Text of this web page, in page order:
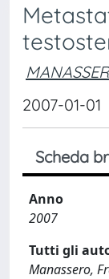
2007-01-01
Scheda
Anno
2007
Tutti gli
Manassero,